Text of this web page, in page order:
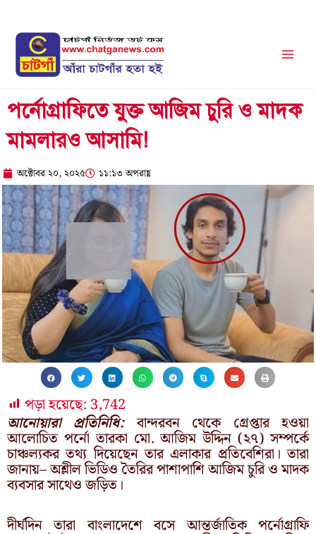
content
পর্নোগ্রাফিতে যুক্ত আজিম চুরি ও মাদক
মামলারও আসামি!
অক্টোবর ২০, ২০২৫ ১১:১৩ অপরাহ্ণ
পড়া হয়েছে: 3,742
আনোয়ারা প্রতিনিধি:বান্দরবন থেকে গ্রেপ্তার হওয়া
আলোচিত পর্নো তারকা মো. আজিম উদ্দিন (২৭) সম্পর্কে
চাঞ্চল্যকর তথ্য দিয়েছেন তার এলাকার প্রতিবেশিরা। তারা
জানায়– অশ্লীল ভিডিও তৈরির পাশাপাশি আজিম চুরি ও মাদক
ব্যবসার সাথেও জড়িত।
দীর্ঘদিন তারা বাংলাদেশে বসে আন্তর্জাতিক পর্নোগ্রাফি